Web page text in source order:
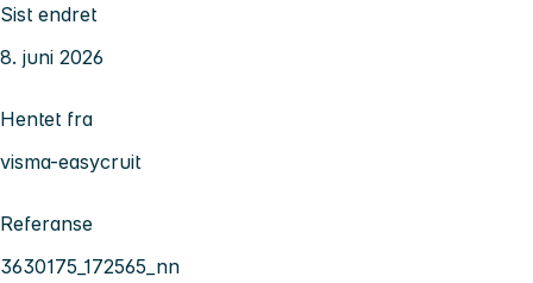
Sist endret
8. juni 2026
Hentet fra
visma-easycruit
Referanse
3630175_172565_nn